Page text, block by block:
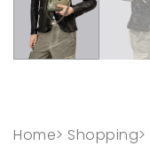
Home> Shopping>